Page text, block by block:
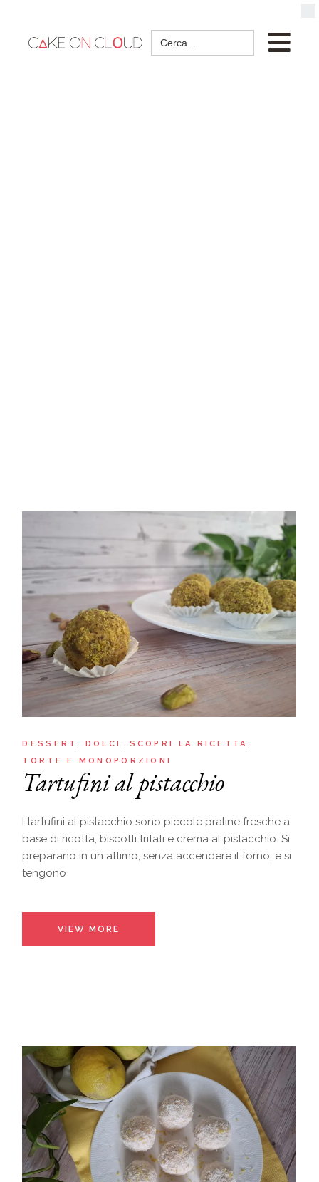
Search
for:
DESSERT DOLCI
SCOPRI LA RICETTA
TORTE E MONOPORZIONI
Tartufini al pistacchio
I tartufini al pistacchio sono piccole praline fresche a
base di ricotta, biscotti tritati e crema al pistacchio. Si
preparano in un attimo, senza accendere il forno, e si
tengono
VIEW MORE